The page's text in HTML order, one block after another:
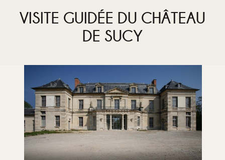
VISITE GUIDÉE DU CHÂTEAU
DE SUCY